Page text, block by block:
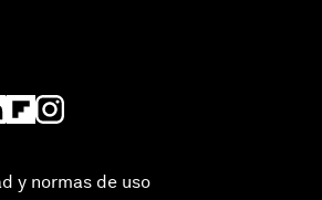
y normas de uso